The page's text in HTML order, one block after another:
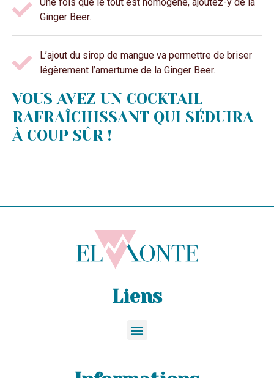
Ginger Beer.
L’ajout du sirop de mangue va permettre de briser
légèrement l’amertume de la Ginger Beer.
VOUS AVEZ UN COCKTAIL
RAFRAÎCHISSANT QUI SÉDUIRA
À COUP SÛR !
Liens